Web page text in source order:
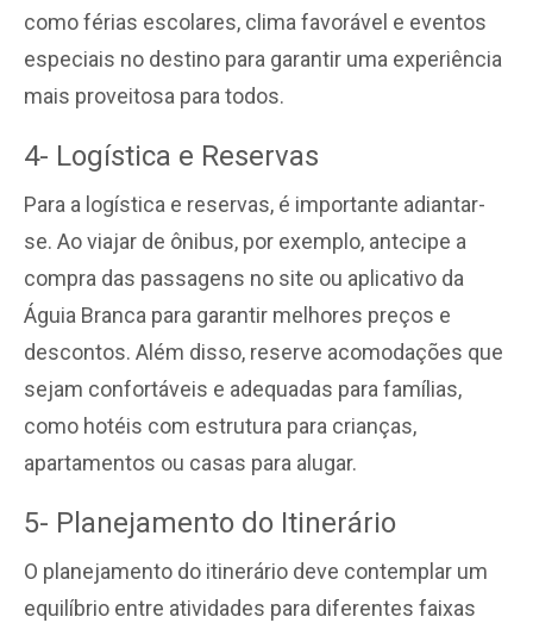
como férias escolares, clima favorável e eventos
especiais no destino para garantir uma experiência
mais proveitosa para todos.
4- Logística e Reservas
Para a logística e reservas, é importante adiantar-
se. Ao viajar de ônibus, por exemplo, antecipe a
compra das passagens no site ou aplicativo da
Águia Branca para garantir melhores preços e
descontos. Além disso, reserve acomodações que
sejam confortáveis e adequadas para famílias,
como hotéis com estrutura para crianças,
apartamentos ou casas para alugar.
5- Planejamento do Itinerário
O planejamento do itinerário deve contemplar um
equilíbrio entre atividades para diferentes faixas